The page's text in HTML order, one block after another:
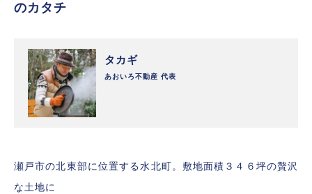
のカタチ
タカギ
あおいろ不動産 代表
瀬戸市の北東部に位置する水北町。敷地面積３４６坪の贅沢
な土地に